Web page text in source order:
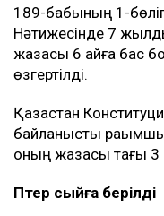
189-бабының 1-
Нәтижесінде 7
жазасы 6 айға бас
өзгертілді.
Қазақстан
байланысты
оның жазасы тағы 3
Пәтер сыйға берілді